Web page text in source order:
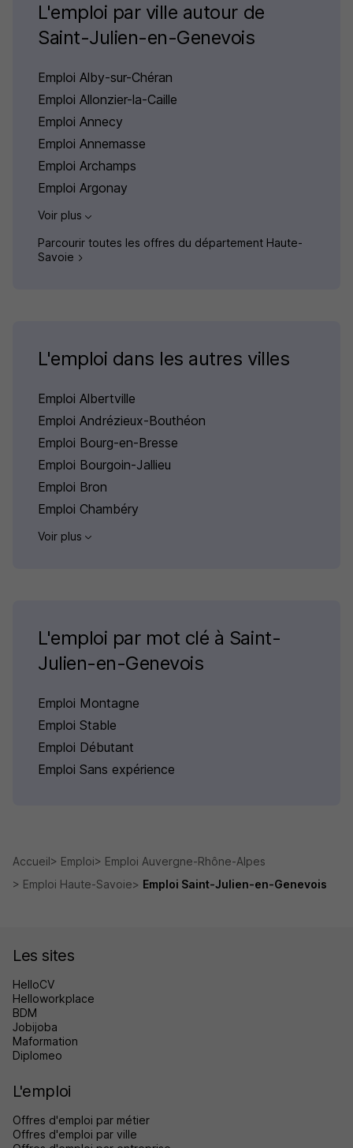
L'emploi par ville autour de
Saint-Julien-en-Genevois
Emploi Alby-sur-Chéran
Emploi Allonzier-la-Caille
Emploi Annecy
Emploi Annemasse
Emploi Archamps
Emploi Argonay
Voir plus
Parcourir toutes les offres du département Haute-
Savoie
L'emploi dans les autres villes
Emploi Albertville
Emploi Andrézieux-Bouthéon
Emploi Bourg-en-Bresse
Emploi Bourgoin-Jallieu
Emploi Bron
Emploi Chambéry
Voir plus
L'emploi par mot clé à Saint-
Julien-en-Genevois
Emploi Montagne
Emploi Stable
Emploi Débutant
Emploi Sans expérience
Accueil Emploi
Emploi Auvergne-Rhône-Alpes
Emploi Haute-Savoie
Emploi Saint-Julien-en-Genevois
Les sites
HelloCV
Helloworkplace
BDM
Jobijoba
Maformation
Diplomeo
L'emploi
Offres d'emploi par métier
Offres d'emploi par ville